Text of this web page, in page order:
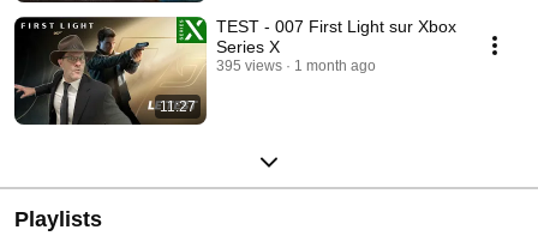
11:27
TEST - 007 First Light sur Xbox
Series X
395 views 1 month ago
Playlists